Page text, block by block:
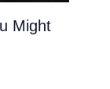
Might